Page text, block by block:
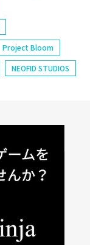
Project Bloom
NEOFID STUDIOS